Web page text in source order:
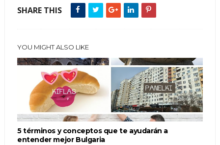
SHARE THIS
YOU MIGHT ALSO LIKE
5 términos y conceptos que te ayudarán a
entender mejor Bulgaria